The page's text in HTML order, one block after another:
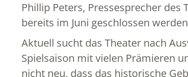
Phillip Peters, Pressesprecher
bereits im Juni geschlossen
Aktuell sucht das Theater nach
Spielsaison mit vielen Prämieren
nicht neu, dass das historische